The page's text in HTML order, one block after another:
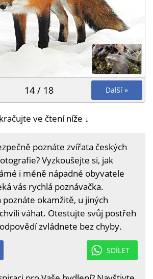
Další »
14 / 18
ve čtení níže ↓
poznáte zvířata českých
Vyzkoušejte si, jak
i méně nápadné obyvatele
vás rychlá poznávačka.
okamžitě, u jiných
váhat. Otestujte svůj postřeh
zvládnete bez chyby.
SDÍLET